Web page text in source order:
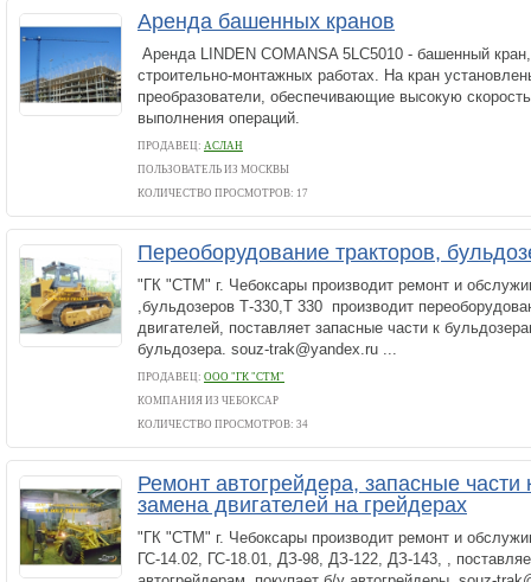
Аренда башенных кранов
Аренда LINDEN COMANSA 5LC5010 - башенный
строительно-монтажных работах. На кран
преобразователи, обеспечивающие высокую
выполнения операций.
ПРОДАВЕЦ: АСЛАН
ПОЛЬЗОВАТЕЛЬ ИЗ МОСКВЫ
КОЛИЧЕСТВО ПРОСМОТРОВ: 17
Переоборудование тракторов,
"ГК "СТМ" г. Чебоксары производит ремонт и
,бульдозеров Т-330,Т 330 производит
двигателей, поставляет запасные части к
бульдозера. souz-trak@yandex.ru ...
ПРОДАВЕЦ: ООО "ГК "СТМ"
КОМПАНИЯ ИЗ ЧЕБОКСАР
КОЛИЧЕСТВО ПРОСМОТРОВ: 34
Ремонт автогрейдера, запасные части
замена двигателей на грейдерах
"ГК "СТМ" г. Чебоксары производит ремонт и
ГС-14.02, ГС-18.01, ДЗ-98, ДЗ-122, ДЗ-143, ,